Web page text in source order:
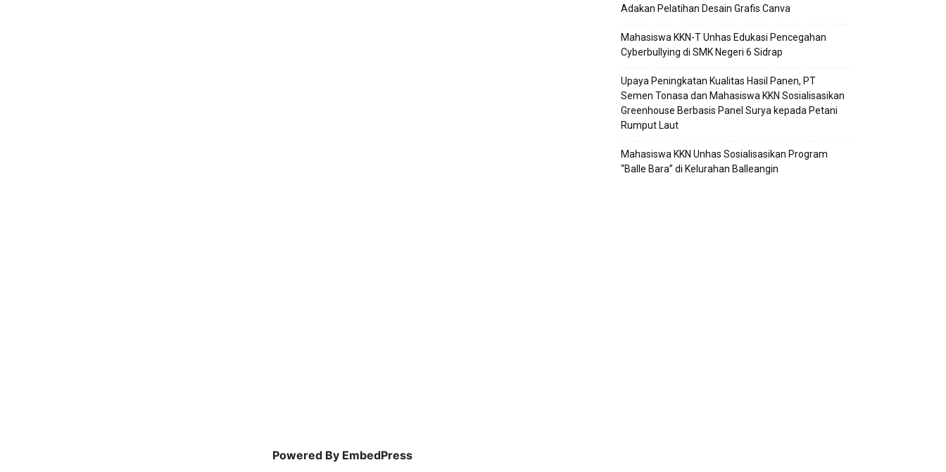
Powered By EmbedPress
Adakan Pelatihan Desain Grafis Canva
Mahasiswa KKN-T Unhas Edukasi Pencegahan
Cyberbullying di SMK Negeri 6 Sidrap
Upaya Peningkatan Kualitas Hasil Panen, PT
Semen Tonasa dan Mahasiswa KKN Sosialisasikan
Greenhouse Berbasis Panel Surya kepada Petani
Rumput Laut
Mahasiswa KKN Unhas Sosialisasikan Program
“Balle Bara” di Kelurahan Balleangin